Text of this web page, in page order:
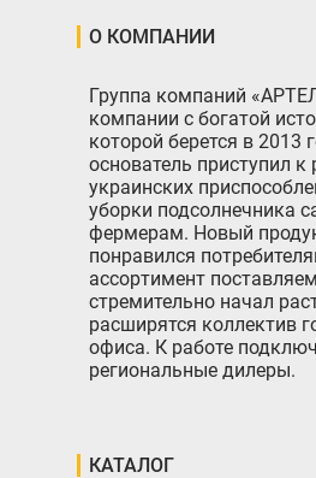
О КОМПАНИИ
Группа компаний
компании с богатой
которой берется в 2013
основатель приступил к
украинских
уборки подсолнечника
фермерам. Новый
понравился
ассортимент
стремительно начал
расширятся коллектив
офиса. К работе
региональные дилеры.
КАТАЛОГ